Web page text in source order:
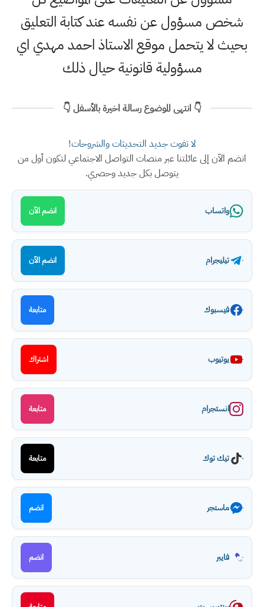
شخص مسؤول عن نفسه عند كتابة التعليق
بحيث لا يتحمل موقع الاستاذ احمد مهدي اي
مسؤولية قانونية حيال ذلك
👇 انتهى الموضوع رسالة اخيرة بالأسفل 👇
لا تفوت جديد التحديثات والشروحات!
انضم الآن إلى عائلتنا عبر منصات التواصل الاجتماعي لتكون أول من
يتوصل بكل جديد وحصري.
واتساب انضم الآن
تيليجرام انضم الآن
فيسبوك متابعة
يوتيوب اشتراك
انستجرام متابعة
تيك توك متابعة
ماسنجر انضم
فايبر انضم